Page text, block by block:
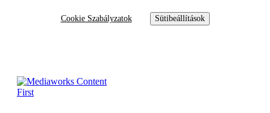
Cookie Szabályzatok Sütibeállítások